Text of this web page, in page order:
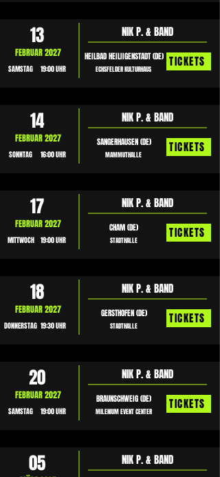
13
SAMSTAG 19:00 UHR
FEBRUAR 2027 HEILBAD HEILIIGENSTADT (DE)
ECHSFELDER KULTURHAUS
NIK P. & BAND
TICKETS
14
SONNTAG 16:00 UHR
FEBRUAR 2027 SANGERHAUSEN (DE)
MAMMUTHALLE
NIK P. & BAND
TICKETS
17
MITTWOCH 19:00 UHR
FEBRUAR 2027 CHAM (DE)
STADTHALLE
NIK P. & BAND
TICKETS
18
DONNERSTAG 19:30 UHR
FEBRUAR 2027 GERSTHOFEN (DE)
STADTHALLE
NIK P. & BAND
TICKETS
20
SAMSTAG 19:00 UHR
FEBRUAR 2027 BRAUNSCHWEIG (DE)
MILENIUM EVENT CENTER
NIK P. & BAND
TICKETS
05 NIK P. & BAND